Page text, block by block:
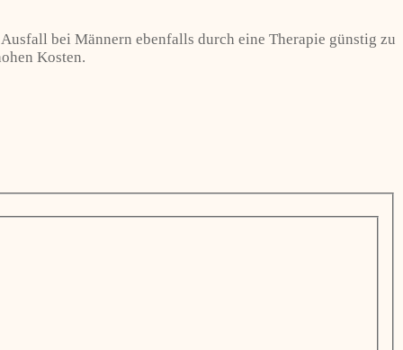
bei Männern ebenfalls durch eine Therapie günstig zu
Kosten.